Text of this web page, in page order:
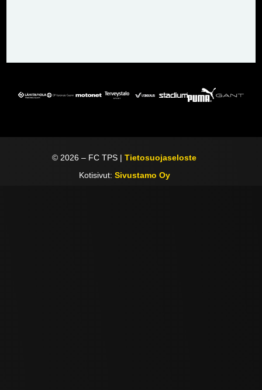
© 2026 – FC TPS |Tietosuojaseloste
Kotisivut: Sivustamo Oy